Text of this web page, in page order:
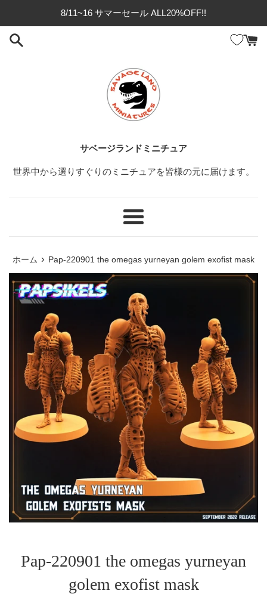
8/11~16 サマーセール ALL20%OFF!!
サベージランドミニチュア
世界中から選りすぐりのミニチュアを皆様の元に届けます。
メ
ホーム › Pap-220901 the omegas yurneyan golem exofist mask
Pap-220901 the omegas yurneyan
golem exofist mask